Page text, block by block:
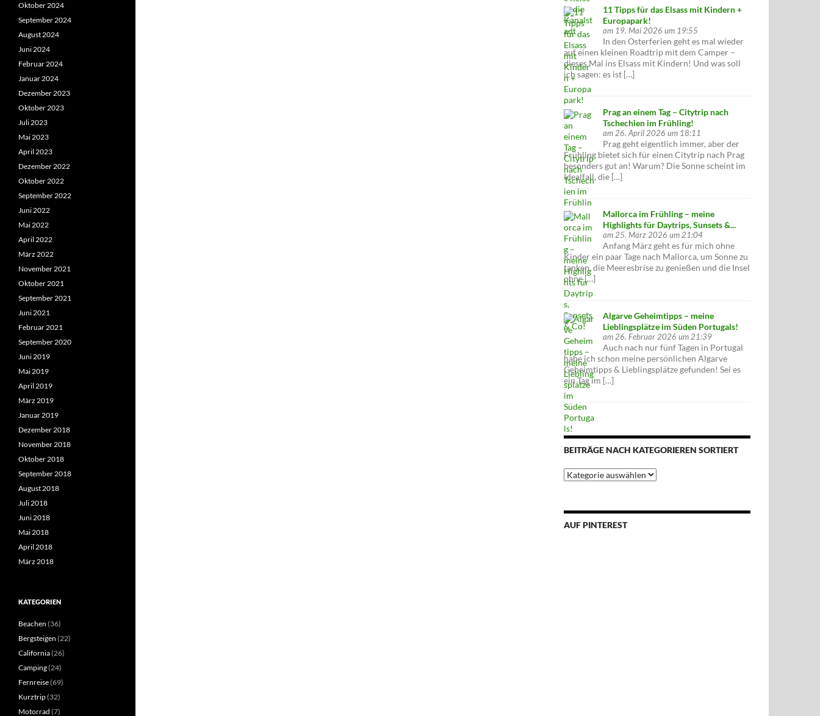
11 Tipps für das Elsass mit Kindern +
Europapark!
am 19. Mai 2026 um 19:55
In den Osterferien geht es mal wieder
auf einen kleinen Roadtrip mit dem Camper –
dieses Mal ins Elsass mit Kindern! Und was soll
ich sagen: es ist […]
Prag an einem Tag – Citytrip nach
Tschechien im Frühling!
am 26. April 2026 um 18:11
Prag geht eigentlich immer, aber der
Frühling bietet sich für einen Citytrip nach Prag
besonders gut an! Warum? Die Sonne scheint im
Idealfall, die […]
Mallorca im Frühling – meine
Highlights für Daytrips, Sunsets &...
am 25. März 2026 um 21:04
Anfang März geht es für mich ohne
Kinder ein paar Tage nach Mallorca, um Sonne zu
tanken, die Meeresbrise zu genießen und die Insel
ohne […]
Algarve Geheimtipps – meine
Lieblingsplätze im Süden Portugals!
am 26. Februar 2026 um 21:39
Auch nach nur fünf Tagen in Portugal
habe ich schon meine persönlichen Algarve
Geheimtipps & Lieblingsplätze gefunden! Sei es
ein Tag im […]
BEITRÄGE NACH KATEGORIEREN SORTIERT
Beiträge
nach
AUF PINTEREST
Oktober 2024
September 2024
August 2024
Juni 2024
Februar 2024
Januar 2024
Dezember 2023
Oktober 2023
Juli 2023
Mai 2023
April 2023
Dezember 2022
Oktober 2022
September 2022
Juni 2022
Mai 2022
April 2022
März 2022
November 2021
Oktober 2021
September 2021
Juni 2021
Februar 2021
September 2020
Juni 2019
Mai 2019
April 2019
März 2019
Januar 2019
Dezember 2018
November 2018
Oktober 2018
September 2018
August 2018
Juli 2018
Juni 2018
Mai 2018
April 2018
März 2018
KATEGORIEN
Beachen (36)
Bergsteigen (22)
California(26)
Camping(24)
Fernreise(69)
Kurztrip(32)
Motorrad (7)